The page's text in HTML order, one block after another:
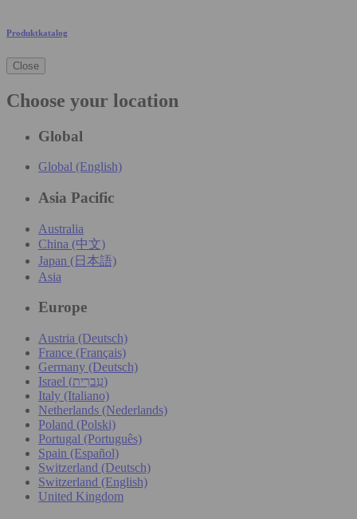
Produktkatalog
Close
Choose your location
Global
Global (English)
Asia Pacific
Australia
China (中文)
Japan (日本語)
Asia
Europe
Austria (Deutsch)
France (Français)
Germany (Deutsch)
Israel (עִברִית)
Italy (Italiano)
Netherlands (Nederlands)
Poland (Polski)
Portugal (Português)
Spain (Español)
Switzerland (Deutsch)
Switzerland (English)
United Kingdom